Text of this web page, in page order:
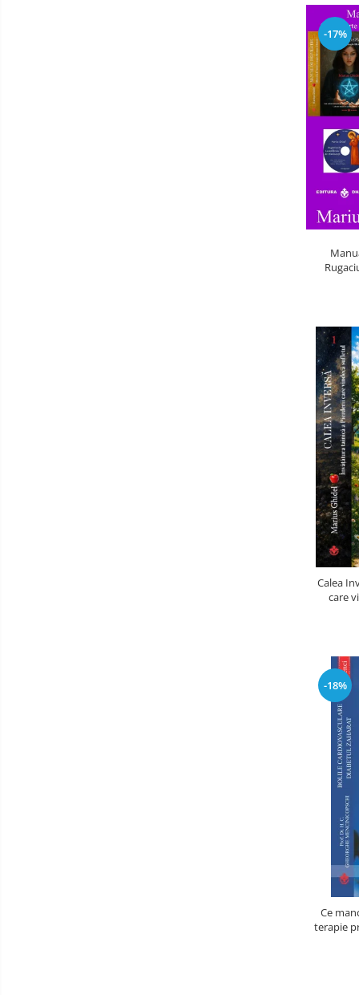
-17%
Calea
care
-18%
Ce
terapie